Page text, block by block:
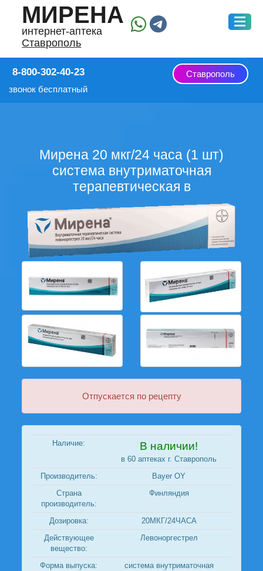
МИРЕНА
интернет-аптека
Ставрополь
8-800-302-40-23
звонок бесплатный
Ставрополь
Мирена 20 мкг/24 часа (1 шт)
система внутриматочная
терапевтическая в
Отпускается по рецепту
Наличие: В наличии!
в 60 аптеках г. Ставрополь
Производитель:
Bayer OY
Страна
производитель:
Финляндия
Дозировка:
20МКГ/24ЧАСА
Действующее
вещество:
Левоноргестрел
Форма выпуска:
система внутриматочная